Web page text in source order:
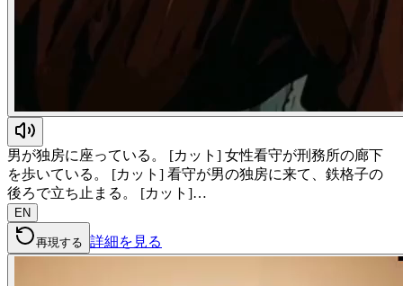
男が独房に座っている。 [カット] 女性看守が刑務所の廊下
を歩いている。 [カット] 看守が男の独房に来て、鉄格子の
後ろで立ち止まる。 [カット]…
EN
再現する 詳細を見る